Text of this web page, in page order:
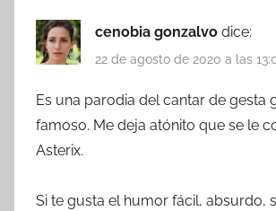
cenobia gonzalvo dice:
22 de agosto de 2020 a las
Es una parodia del cantar de gesta
famoso. Me deja atónito que se le
Asterix.
Si te gusta el humor fácil, absurdo,